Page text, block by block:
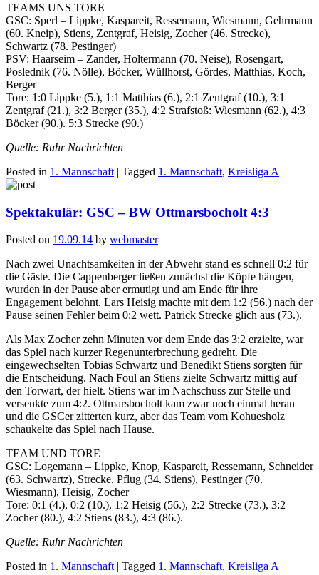
TEAMS UNS TORE
GSC: Sperl – Lippke, Kaspareit, Ressemann, Wiesmann, Gehrmann
(60. Kneip), Stiens, Zentgraf, Heisig, Zocher (46. Strecke),
Schwartz (78. Pestinger)
PSV: Haarseim – Zander, Holtermann (70. Neise), Rosengart,
Poslednik (76. Nölle), Böcker, Wüllhorst, Gördes, Matthias, Koch,
Berger
Tore: 1:0 Lippke (5.), 1:1 Matthias (6.), 2:1 Zentgraf (10.), 3:1
Zentgraf (21.), 3:2 Berger (35.), 4:2 Strafstoß: Wiesmann (62.), 4:3
Böcker (90.). 5:3 Strecke (90.)
Quelle: Ruhr Nachrichten
Posted in 1. Mannschaft | Tagged 1. Mannschaft, Kreisliga A
Spektakulär: GSC – BW Ottmarsbocholt 4:3
Posted on 19.09.14 by webmaster
Nach zwei Unachtsamkeiten in der Abwehr stand es schnell 0:2 für
die Gäste. Die Cappenberger ließen zunächst die Köpfe hängen,
wurden in der Pause aber ermutigt und am Ende für ihre
Engagement belohnt. Lars Heisig machte mit dem 1:2 (56.) nach der
Pause seinen Fehler beim 0:2 wett. Patrick Strecke glich aus (73.).
Als Max Zocher zehn Minuten vor dem Ende das 3:2 erzielte, war
das Spiel nach kurzer Regenunterbrechung gedreht. Die
eingewechselten Tobias Schwartz und Benedikt Stiens sorgten für
die Entscheidung. Nach Foul an Stiens zielte Schwartz mittig auf
den Torwart, der hielt. Stiens war im Nachschuss zur Stelle und
versenkte zum 4:2. Ottmarsbocholt kam zwar noch einmal heran
und die GSCer zitterten kurz, aber das Team vom Kohuesholz
schaukelte das Spiel nach Hause.
TEAM UND TORE
GSC: Logemann – Lippke, Knop, Kaspareit, Ressemann, Schneider
(63. Schwartz), Strecke, Pflug (34. Stiens), Pestinger (70.
Wiesmann), Heisig, Zocher
Tore: 0:1 (4.), 0:2 (10.), 1:2 Heisig (56.), 2:2 Strecke (73.), 3:2
Zocher (80.), 4:2 Stiens (83.), 4:3 (86.).
Quelle: Ruhr Nachrichten
Posted in 1. Mannschaft | Tagged 1. Mannschaft, Kreisliga A